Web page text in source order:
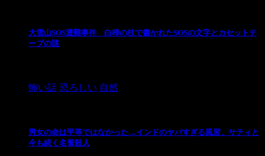
大雪山SOS遭難事件 白樺の枝で書かれたSOSの文字とカセットテ
ープの謎
怖い話 恐ろしい 自然
男女の命は平等ではなかった…インドのヤバすぎる風習、サティと
今も続く名誉殺人